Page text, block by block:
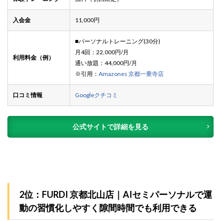
入会金 11,000円
利用料金（例）
■パーソナルトレーニング(30分)
月4回：22,000円/月
通い放題：44,000円/月
※引用： Amazones 京都一乗寺店
口コミ情報 Googleクチコミ
公式サイトで詳細を見る
2位：FURDI 京都北山店｜AIセミパーソナルで運
動の習慣化しやすく隙間時間でも利用できる